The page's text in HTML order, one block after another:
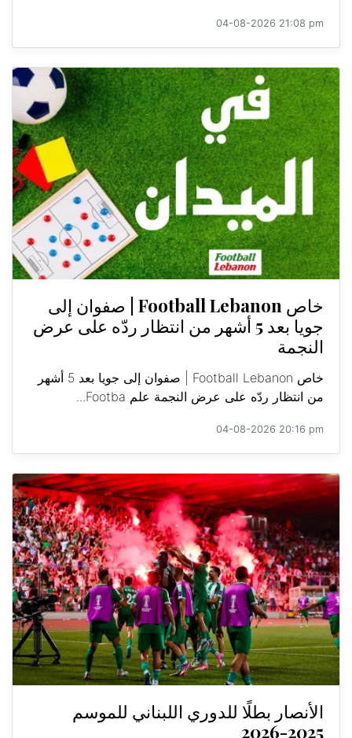
04-08-2026 21:08 pm
خاص Football Lebanon | صفوان إلى
جويا بعد 5 أشهر من انتظار ردّه على عرض
النجمة
خاص Football Lebanon | صفوان إلى جويا بعد 5 أشهر
من انتظار ردّه على عرض النجمة علم Footba...
04-08-2026 20:16 pm
الأنصار بطلًا للدوري اللبناني للموسم
2025-2026